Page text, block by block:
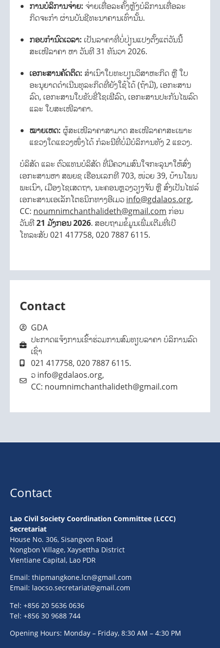
ການບໍລິການຈ່າຍ: ຈ່າຍເທື່ອລະຄັ້ງຫຼັງບໍລິການເທື່ອລະ
ກິດຈະກຳ ຜ່ານບັນຊີທະນາຄານເທົ່ານັ້ນ.
ກອບກຳນົດເວລາ: ເປັນລາຄາທີ່ບໍ່ປ່ຽນແປງຕັ້ງແຕ່ວັນນີ້
ສະເໜີລາຄາ ຫາ ວັນທີ 31 ທັນວາ 2026.
ເອກະສານຄັດຕິດ: ສຳເນົາໃບທະບຽນວິສາຫະກິດ ຫຼື ໃບ
ອະນຸຍາດດຳເນີນທຸລະກິດທີ່ຍັງໃຊ້ໄດ້ (ຖ້າມີ), ເອກະສານ
ລົດ, ເອກະສານໃບຂັບຂີ່ໂຊເຟີລົດ, ເອກະສານປະກັນໄພລົດ
ແລະ ໃບສະເໜີລາຄາ.
ໝາຍເຫດ: ຜູ້ສະເໜີລາຄາສາມາດ ສະເໜີລາຄາສະເພາະ
ແຂວງໃດແຂວງໜຶ່ງໄດ້ ກໍລະນີທີ່ບໍ່ມີບໍລິການທັງ 2 ແຂວງ.
ບໍລິສັດ ແລະ ຕົວແທນບໍລິສັດ ທີ່ມີຄວາມສົນໃຈກະລຸນາໃຫ້ສົ່ງ
ເອກະສານຫາ ສພຍຊ ເຮືອນເລກທີ 703, ໜ່ວຍ 39, ບ້ານໂພນ
ພະເນົາ, ເມືອງໄຊເສດຖາ, ນະຄອນຫຼວງວຽງຈັນ ຫຼື ສົ່ງເປັນໄຟລ໌
ເອກະສານເອເລັກໂຕຣນິກທາງອີເມວ info@gdalaos.org,
CC: noumnimchanthalideth@gmail.com ກ່ອນ
ວັນທີ21 ມັງກອນ 2026. ສອບຖາມຂໍ້ມູນເພີ່ມເຕີມທີ່ເບີ
ໂທລະສັບ 021 417758, 020 7887 6115.
Contact
GDA
ປະກາດແຈ້ງການເຂົ້າຮ່ວມການສົມທຽບລາຄາ ບໍລິການລົດ
ເຊົ່າ
021 417758, 020 7887 6115.
ວ info@gdalaos.org,
CC: noumnimchanthalideth@gmail.com
Contact
Lao Civil Society Coordination Committee (LCCC)
Secretariat
House No. 306, Sisangvon Road
Nongbon Village, Xaysettha District
Vientiane Capital, Lao PDR
Email: thipmangkone.lcn@gmail.com
Email: laocso.secretariat@gmail.com
Tel: +856 20 5636 0636
Tel: +856 30 9688 744
Opening Hours: Monday – Friday, 8:30 AM – 4:30 PM